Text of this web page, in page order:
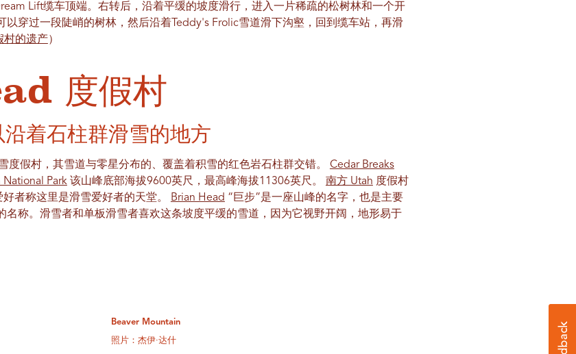
Lift缆车顶端。右转后，沿着平缓的坡度滑行，进入一片稀疏的松树林和一个开
以穿过一段陡峭的树林，然后沿着Teddy's Frolic雪道滑下沟壑，回到缆车站，再滑
村的遗产）
度假村
着石柱群滑雪的地方
度假村，其雪道与零星分布的、覆盖着积雪的红色岩石柱群交错。 Cedar Breaks
National Park该山峰底部海拔9600英尺，最高峰海拔11306英尺。 南方 Utah 度假村
者称这里是滑雪爱好者的天堂。
Brian Head “巨步”是一座山峰的名字，也是主要
名称。滑雪者和单板滑雪者喜欢这条坡度平缓的雪道，因为它视野开阔，地形易于
Beaver Mountain
照片：杰伊·达什